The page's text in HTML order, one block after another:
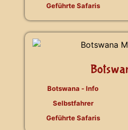
Geführte Safaris
Botswana - Info
Selbstfahrer
Geführte Safaris